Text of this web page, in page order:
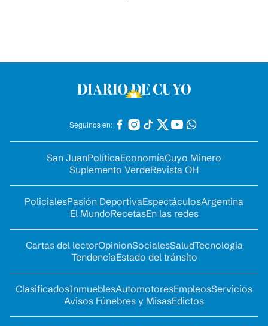
Seguinos en:
San JuanPolíticaEconomíaCuyo Minero
Suplemento VerdeRevista OH
PolicialesPasión DeportivaEspectáculosArgentina
El MundoRecetasEn las redes
Cartas del lectorOpinionSocialesSaludTecnología
TendenciaEstado del tránsito
ClasificadosInmueblesAutomotoresEmpleosServicios
Avisos Fúnebres y MisasEdictos